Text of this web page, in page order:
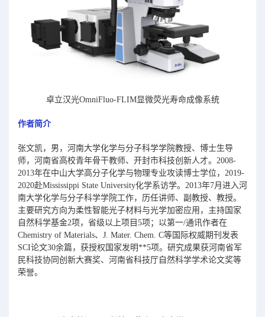
卓立汉光OmniFluo-FLIM显微荧光寿命成像系统
作者简介
张文凯，男，河南大学化学与分子科学学院教授、博士生导
师，河南省高校青年骨干教师、开封市科技创新人才。2008-
2013年在中山大学高分子化学与物理专业攻读博士学位，2019-
2020赴Mississippi State University化学系访学。2013年7月进入河
南大学化学与分子科学学院工作，历任讲师、副教授、教授。
主要研究方向为柔性智能光子材料与光学加密应用，主持国家
自然科学基金2项，省级以上项目5项；以第一/通讯作者在
Chemistry of Materials、J. Mater. Chem. C等国际权威期刊发表
SCI论文30余篇，获授权国家发明**5项。研究成果获河南省军
民科技协同创新大赛奖、河南省科技厅自然科学学术论文奖等
荣誉。